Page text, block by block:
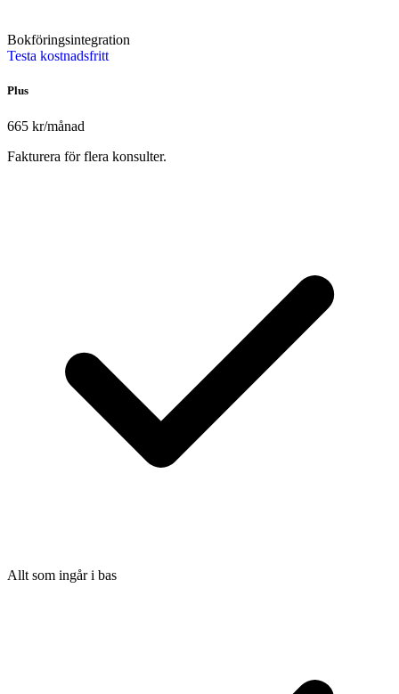
Bokföringsintegration
Testa kostnadsfritt
Plus
665 kr/månad
Fakturera för flera konsulter.
Allt som ingår i bas